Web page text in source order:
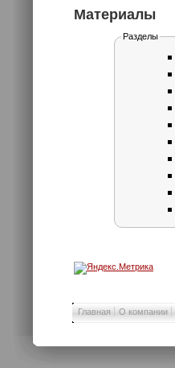
Материалы
Разделы
Главная О компании